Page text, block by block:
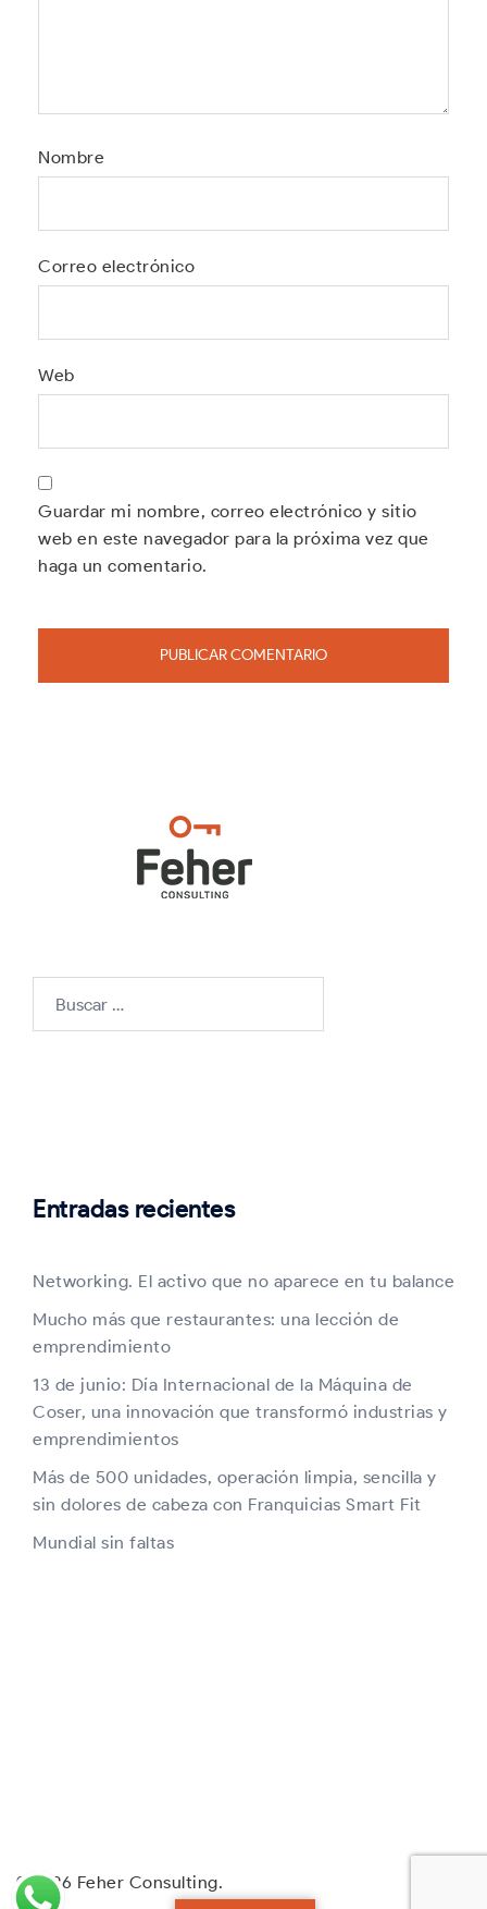
Nombre
Correo electrónico
Web
Guardar mi nombre, correo electrónico y sitio
web en este navegador para la próxima vez que
haga un comentario.
Entradas recientes
Networking. El activo que no aparece en tu balance
Mucho más que restaurantes: una lección de
emprendimiento
13 de junio: Día Internacional de la Máquina de
Coser, una innovación que transformó industrias y
emprendimientos
Más de 500 unidades, operación limpia, sencilla y
sin dolores de cabeza con Franquicias Smart Fit
Mundial sin faltas
© 2026 Feher Consulting.